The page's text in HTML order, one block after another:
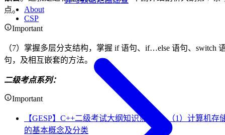
About
CSP
点。
Important
（7）掌握多层分支结构，掌握 if 语句、if…else 语句、switch
句，及相互嵌套的方法。
二级考点系列：
Important
【GESP】C++二级考试大纲知识点梳理, （1）计算机存
的基本概念及分类